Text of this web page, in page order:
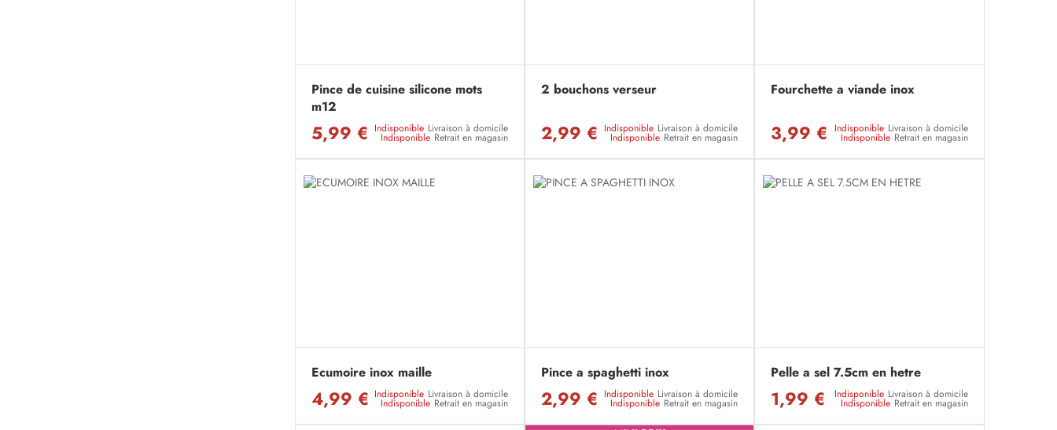
Pince de cuisine silicone mots
m12
5,99 € Indisponible Livraison à domicile
Indisponible Retrait en magasin
2 bouchons verseur
2,99 € Indisponible Livraison à domicile
Indisponible Retrait en magasin
Fourchette a viande inox
3,99 € Indisponible Livraison à domicile
Indisponible Retrait en magasin
Ecumoire inox maille
4,99 € Indisponible Livraison à domicile
Indisponible Retrait en magasin
Pince a spaghetti inox
2,99 € Indisponible Livraison à domicile
Indisponible Retrait en magasin
Pelle a sel 7.5cm en hetre
1,99 € Indisponible Livraison à domicile
Indisponible Retrait en magasin